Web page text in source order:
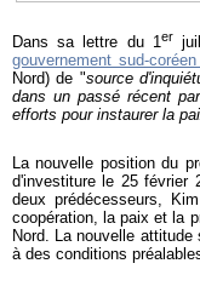
Dans sa lettre du 1er
gouvernement sud-
Nord) de "source
dans un passé récent
efforts pour instaurer la
La nouvelle position du
d'investiture le 25 février
deux prédécesseurs,
coopération, la paix et la
Nord. La nouvelle
à des conditions